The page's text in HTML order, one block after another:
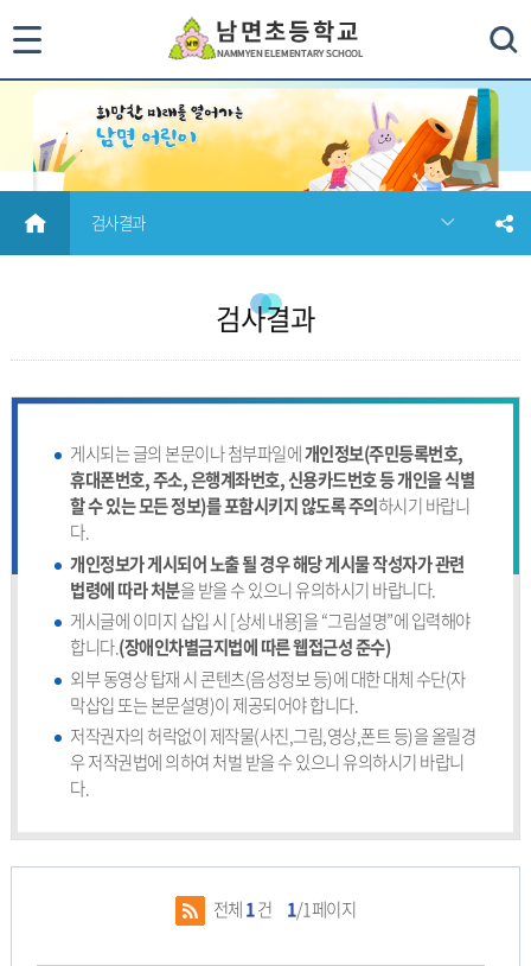
검색
통
검
닫
기
HOME 검사결과
검사결과
게시되는 글의 본문이나 첨부파일에개인정보(주민등록번호,
휴대폰번호, 주소, 은행계좌번호, 신용카드번호 등 개인을 식별
할 수 있는 모든 정보)를 포함시키지 않도록 주의하시기 바랍니
다.
개인정보가 게시되어 노출 될 경우 해당 게시물 작성자가 관련
법령에 따라 처분을 받을 수 있으니 유의하시기 바랍니다.
게시글에 이미지 삽입 시 [상세 내용]을 “그림설명”에 입력해야
합니다.(장애인차별금지법에 따른 웹접근성 준수)
외부 동영상 탑재 시 콘텐츠(음성정보 등)에 대한 대체 수단(자
막삽입 또는 본문설명)이 제공되어야 합니다.
저작권자의 허락없이 제작물(사진,그림,영상,폰트 등)을 올릴경
우 저작권법에 의하여 처벌 받을 수 있으니 유의하시기 바랍니
다.
전체1건 1/1페이지